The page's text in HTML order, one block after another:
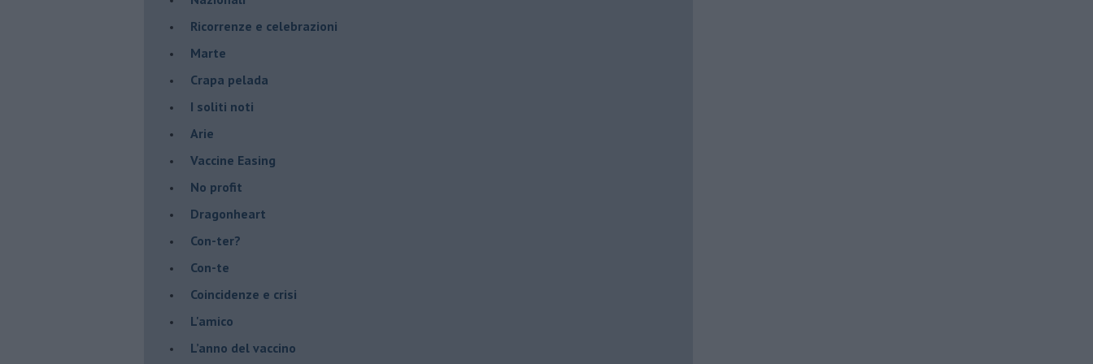
​Ricorrenze e celebrazioni
Marte
​Crapa pelada
​I soliti noti
Arie
​Vaccine Easing
No profit
Dragonheart
Con-ter?
​Con-te
Coincidenze e crisi
L'amico
​L’anno del vaccino